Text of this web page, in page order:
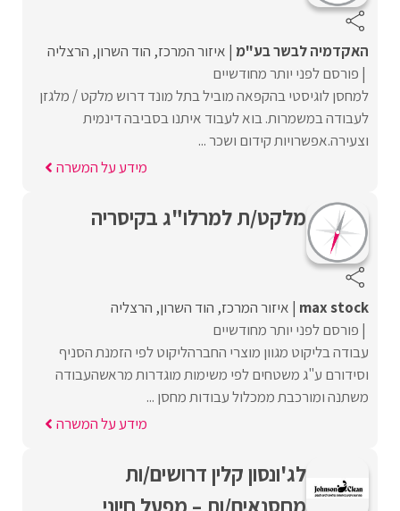
האקדמיה לבשר בע"מ איזור המרכז הוד השרון הרצליה
פורסם לפני יותר מחודשיים
למחסן לוגיסטי בהקפאה מוביל בתל מונד דרוש מלקט / מלגזן
לעבודה במשמרות. בוא לעבוד איתנו בסביבה דינמית
וצעירה.אפשרויות קידום ושכר ...
מידע על המשרה
מלקט/ת למרלו"ג בקיסריה
max stock איזור המרכז הוד השרון הרצליה
פורסם לפני יותר מחודשיים
עבודה בליקוט מגוון מוצרי החברהליקוט לפי הזמנת הסניף
וסידורם ע"ג משטחים לפי משימות מוגדרות מראשהעבודה
משתנה ומורכבת ממכלול עבודות מחסן ...
מידע על המשרה
לג'ונסון קלין דרושים/ות
מחסנאים/ות – מפעל חיוני